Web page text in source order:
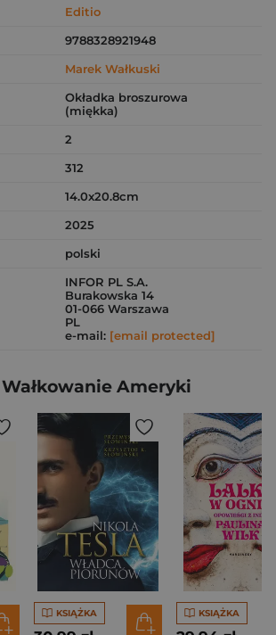
Editio
9788328921948
Marek Wałkuski
Okładka broszurowa
(miękka)
2
312
14.0x20.8cm
2025
polski
INFOR PL S.A.
Burakowska 14
01-066 Warszawa
PL
e-mail: [email protected]
Ameryki
KSIĄŻKA KSIĄŻKA